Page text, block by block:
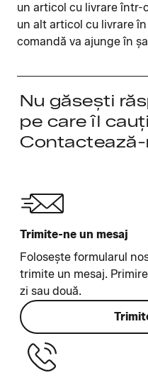
un articol cu livrare într-
un alt articol cu livrare
comandă va ajunge în
Nu găsești
pe care îl
Trimite-ne un mesaj
Folosește formularul
trimite un mesaj.
zi sau două.